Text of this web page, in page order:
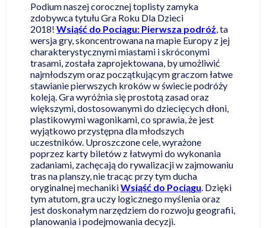
Podium naszej corocznej toplisty zamyka
zdobywca tytułu Gra Roku Dla Dzieci
2018!Wsiąść do Pociągu: Pierwsza podróż, ta
wersja gry, skoncentrowana na mapie Europy z jej
charakterystycznymi miastami i skróconymi
trasami, została zaprojektowana, by umożliwić
najmłodszym oraz początkującym graczom łatwe
stawianie pierwszych kroków w świecie podróży
koleją. Gra wyróżnia się prostotą zasad oraz
większymi, dostosowanymi do dziecięcych dłoni,
plastikowymi wagonikami, co sprawia, że jest
wyjątkowo przystępna dla młodszych
uczestników. Uproszczone cele, wyrażone
poprzez karty biletów z łatwymi do wykonania
zadaniami, zachęcają do rywalizacji w zajmowaniu
tras na planszy, nie tracąc przy tym ducha
oryginalnej mechanikiWsiąść do Pociągu. Dzięki
tym atutom, gra uczy logicznego myślenia oraz
jest doskonałym narzędziem do rozwoju geografii,
planowania i podejmowania decyzji.